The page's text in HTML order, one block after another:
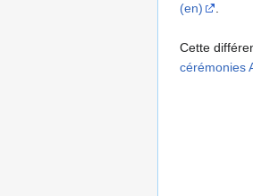
(en)
.
Cette
cérémonies